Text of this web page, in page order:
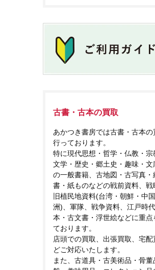
古書・古本の買取
あかつき書房では古書・古本の
行っております。
特に現代思想・哲学・仏教・宗
文学・歴史・郷土史・趣味・文
の一般書籍、古地図・古写真・
書・紙ものなどの戦前資料、戦
旧植民地資料(台湾・朝鮮・中
洲)、軍隊、戦争資料、江戸時
本・古文書・浮世絵などに重点
ております。
店頭での買取、出張買取、宅配
どご対応いたします。
また、古道具・古美術品・骨董